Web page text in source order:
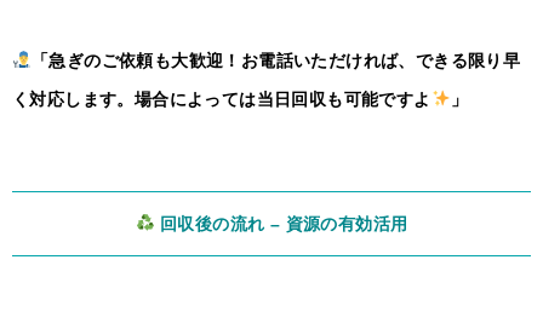
「急ぎのご依頼も大歓迎！お電話いただければ、できる限り早
く対応します。場合によっては当日回収も可能ですよ
」
回収後の流れ – 資源の有効活用